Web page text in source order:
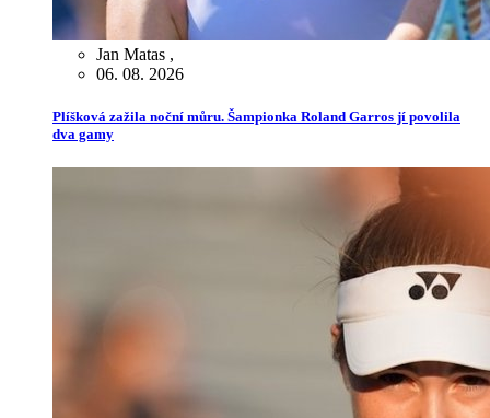
Jan Matas ,
06. 08. 2026
Plíšková zažila noční můru. Šampionka Roland Garros jí povolila
dva gamy